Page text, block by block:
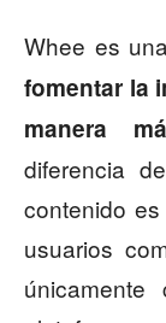
Whee es
fomentar la
manera
diferencia
contenido
usuarios